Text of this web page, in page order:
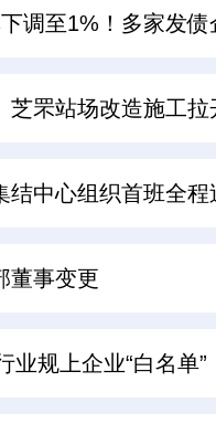
调至1%！多家发
芝罘站场改造施工拉
结中心组织首班全
董事变更
业规上企业“白名单